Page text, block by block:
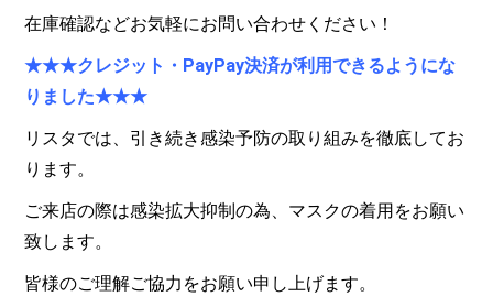
在庫確認などお気軽にお問い合わせください！
★★★クレジット・PayPay決済が利用できるようにな
りました★★★
リスタでは、引き続き感染予防の取り組みを徹底してお
ります。
ご来店の際は感染拡大抑制の為、マスクの着用をお願い
致します。
皆様のご理解ご協力をお願い申し上げます。